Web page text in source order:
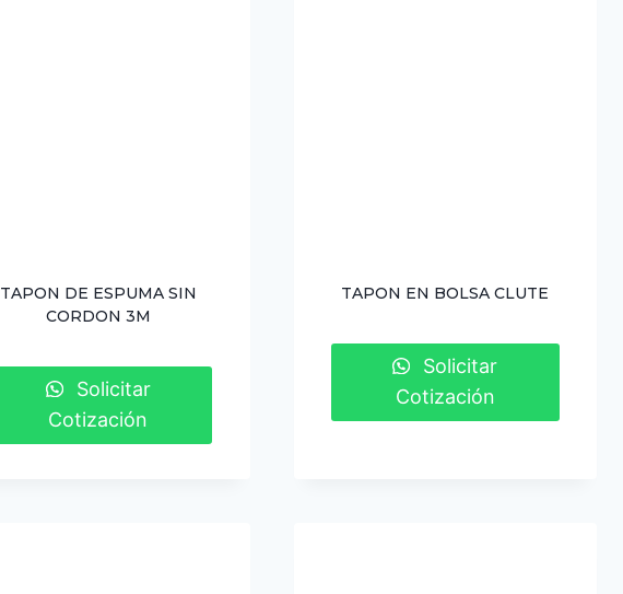
TAPON DE ESPUMA SIN
CORDON 3M
Solicitar
Cotización
TAPON EN BOLSA CLUTE
Solicitar
Cotización